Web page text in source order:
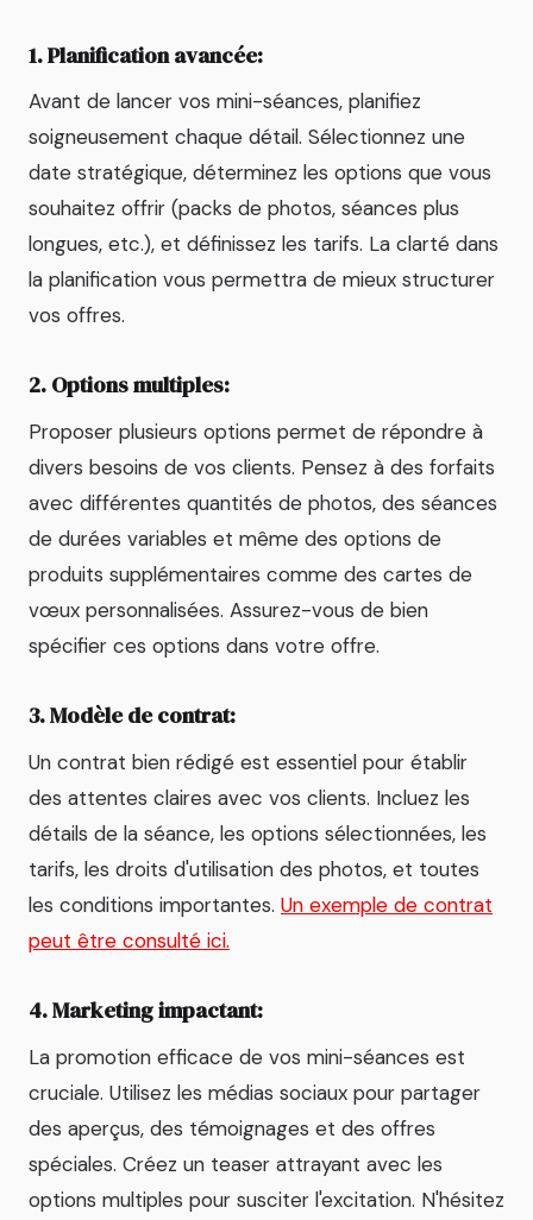
1. Planification avancée:
Avant de lancer vos mini-séances, planifiez
soigneusement chaque détail. Sélectionnez une
date stratégique, déterminez les options que vous
souhaitez offrir (packs de photos, séances plus
longues, etc.), et définissez les tarifs. La clarté dans
la planification vous permettra de mieux structurer
vos offres.
2. Options multiples:
Proposer plusieurs options permet de répondre à
divers besoins de vos clients. Pensez à des forfaits
avec différentes quantités de photos, des séances
de durées variables et même des options de
produits supplémentaires comme des cartes de
vœux personnalisées. Assurez-vous de bien
spécifier ces options dans votre offre.
3. Modèle de contrat:
Un contrat bien rédigé est essentiel pour établir
des attentes claires avec vos clients. Incluez les
détails de la séance, les options sélectionnées, les
tarifs, les droits d'utilisation des photos, et toutes
les conditions importantes. Un exemple de contrat
peut être consulté ici.
4. Marketing impactant:
La promotion efficace de vos mini-séances est
cruciale. Utilisez les médias sociaux pour partager
des aperçus, des témoignages et des offres
spéciales. Créez un teaser attrayant avec les
options multiples pour susciter l'excitation. N'hésitez